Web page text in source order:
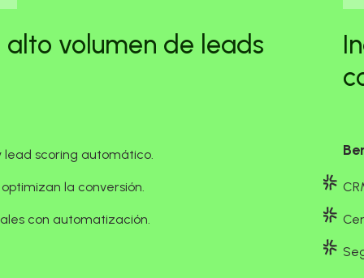
alto volumen de leads
scoring automático.
la conversión.
con automatización.